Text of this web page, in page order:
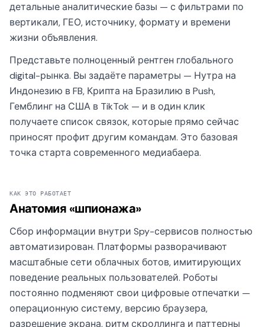
детальные аналитические базы — с фильтрами по
вертикали, ГЕО, источнику, формату и времени
жизни объявления.
Представьте полноценный рентген глобального
digital-рынка. Вы задаёте параметры — Нутра на
Индонезию в FB, Крипта на Бразилию в Push,
Гемблинг на США в TikTok — и в один клик
получаете список связок, которые прямо сейчас
приносят профит другим командам. Это базовая
точка старта современного медиабаера.
КАК ЭТО РАБОТАЕТ
Анатомия «шпионажа»
Сбор информации внутри Spy-сервисов полностью
автоматизирован. Платформы разворачивают
масштабные сети облачных ботов, имитирующих
поведение реальных пользователей. Роботы
постоянно подменяют свои цифровые отпечатки —
операционную систему, версию браузера,
разрешение экрана, ритм скроллинга и паттерны